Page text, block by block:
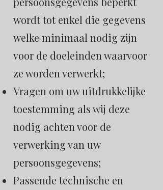
wordt tot enkel die gegevens
welke minimaal nodig zijn
voor de doeleinden waarvoor
ze worden verwerkt;
Vragen om uw uitdrukkelijke
toestemming als wij deze
nodig achten voor de
verwerking van uw
persoonsgegevens;
Passende technische en